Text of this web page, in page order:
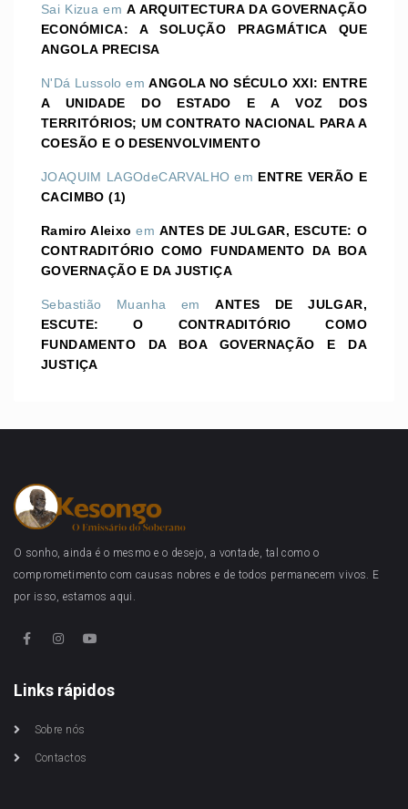
Sai Kizua emA ARQUITECTURA DA GOVERNAÇÃO
ECONÓMICA: A SOLUÇÃO PRAGMÁTICA QUE
ANGOLA PRECISA
N'Dá Lussolo emANGOLA NO SÉCULO XXI: ENTRE
A UNIDADE DO ESTADO E A VOZ DOS
TERRITÓRIOS; UM CONTRATO NACIONAL PARA A
COESÃO E O DESENVOLVIMENTO
JOAQUIM LAGOdeCARVALHO em ENTRE VERÃO E
CACIMBO (1)
Ramiro Aleixo emANTES DE JULGAR, ESCUTE: O
CONTRADITÓRIO COMO FUNDAMENTO DA BOA
GOVERNAÇÃO E DA JUSTIÇA
Sebastião Muanha emANTES DE JULGAR,
ESCUTE: O CONTRADITÓRIO COMO
FUNDAMENTO DA BOA GOVERNAÇÃO E DA
JUSTIÇA
O sonho, ainda é o mesmo e o desejo, a vontade, tal como o
comprometimento com causas nobres e de todos permanecem vivos. E
por isso, estamos aqui.
Links rápidos
Sobre nós
Contactos